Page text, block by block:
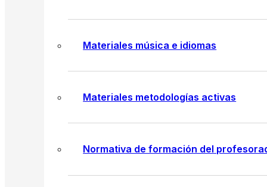
Materiales música e idiomas
Materiales metodologías activas
Normativa de formación del